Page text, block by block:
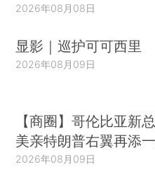
2026年08月08日
显影｜巡护可可西里
2026年08月09日
【商圈】哥伦比亚新
美亲特朗普右翼再添
2026年08月09日